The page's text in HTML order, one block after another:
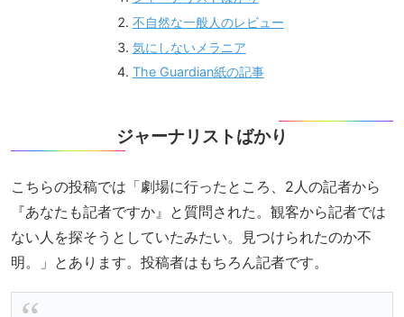
不自然な一般人のレビュー
気にしないメラニア
The Guardian紙の記事
ジャーナリストばかり
こちらの投稿では「劇場に行ったところ、2人の記者から
『あなたも記者ですか』と質問された。観客から記者では
ない人を探そうとしていたみたい。見つけられたのか不
明。」とあります。投稿者はもちろん記者です。